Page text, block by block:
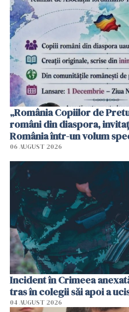
„România Copiilor de
români din diaspora,
România într-un volum
06 AUGUST 2026
Incident în Crimeea
tras în colegii săi apoi a
04 AUGUST 2026